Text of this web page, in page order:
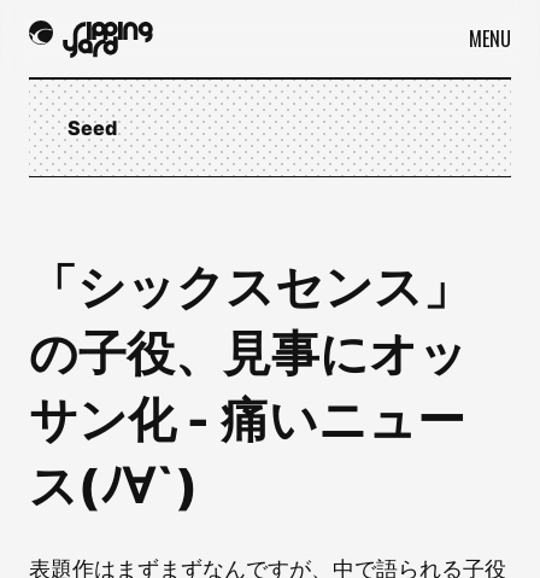
MENU
Seed
「シックスセンス」
の子役、見事にオッ
サン化 - 痛いニュー
ス(ﾉ∀`)
表題作はまずまずなんですが、中で語られる子役